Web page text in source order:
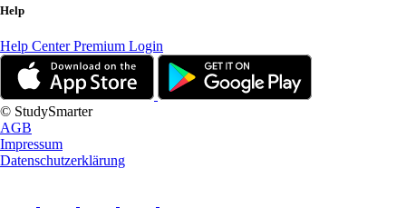
Help
Help CenterPremium Login
© StudySmarter
AGB
Impressum
Datenschutzerklärung